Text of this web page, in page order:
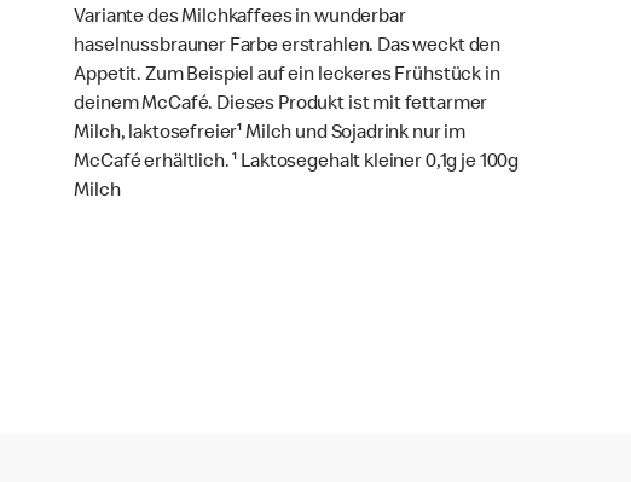
Variante des Milchkaffees in wunderbar
haselnussbrauner Farbe erstrahlen. Das weckt den
Appetit. Zum Beispiel auf ein leckeres Frühstück in
deinem McCafé. Dieses Produkt ist mit fettarmer
Milch, laktosefreier¹ Milch und Sojadrink nur im
McCafé erhältlich. ¹ Laktosegehalt kleiner 0,1g je 100g
Milch